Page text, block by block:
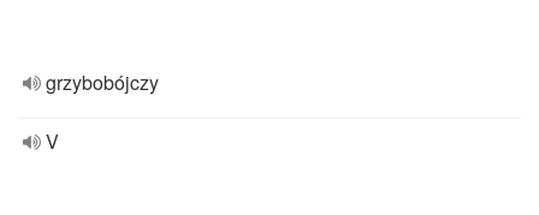
grzybobójczy
V